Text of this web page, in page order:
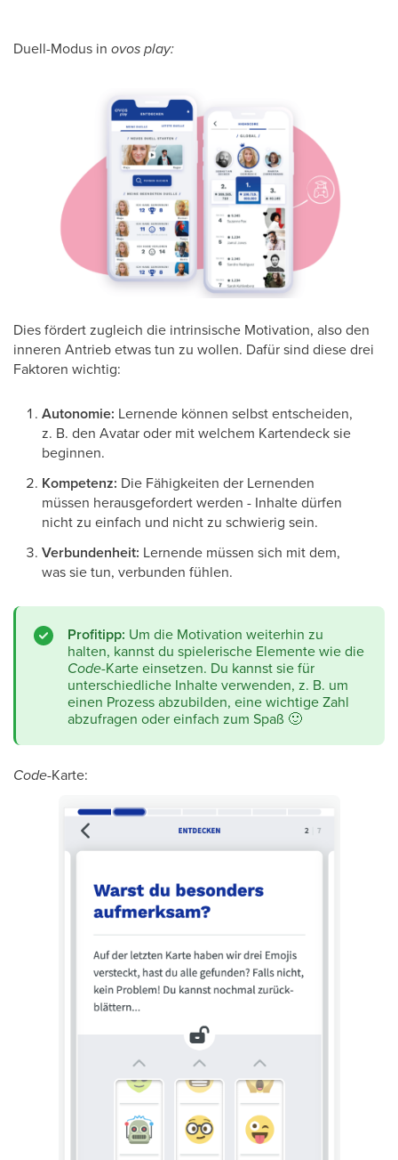
Duell-Modus in ovos play:
Dies fördert zugleich die intrinsische Motivation, also den
inneren Antrieb etwas tun zu wollen. Dafür sind diese drei
Faktoren wichtig:
Autonomie: Lernende können selbst entscheiden,
z. B. den Avatar oder mit welchem Kartendeck sie
beginnen.
Kompetenz: Die Fähigkeiten der Lernenden
müssen herausgefordert werden - Inhalte dürfen
nicht zu einfach und nicht zu schwierig sein.
Verbundenheit: Lernende müssen sich mit dem,
was sie tun, verbunden fühlen.
Profitipp: Um die Motivation weiterhin zu
halten, kannst du spielerische Elemente wie die
Code-Karte einsetzen. Du kannst sie für
unterschiedliche Inhalte verwenden, z. B. um
einen Prozess abzubilden, eine wichtige Zahl
abzufragen oder einfach zum Spaß 🙂
Code-Karte: